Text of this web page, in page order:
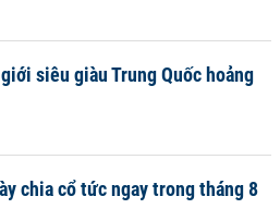
siêu giàu Trung Quốc hoảng
chia cổ tức ngay trong tháng 8